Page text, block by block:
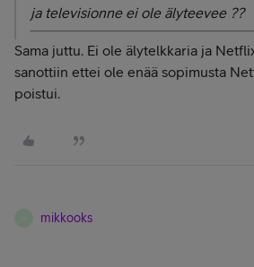
ja televisionne ei ole älyteevee ??
Sama juttu. Ei ole älytelkkaria ja
sanottiin ettei ole enää sopimusta
poistui.
mikkooks